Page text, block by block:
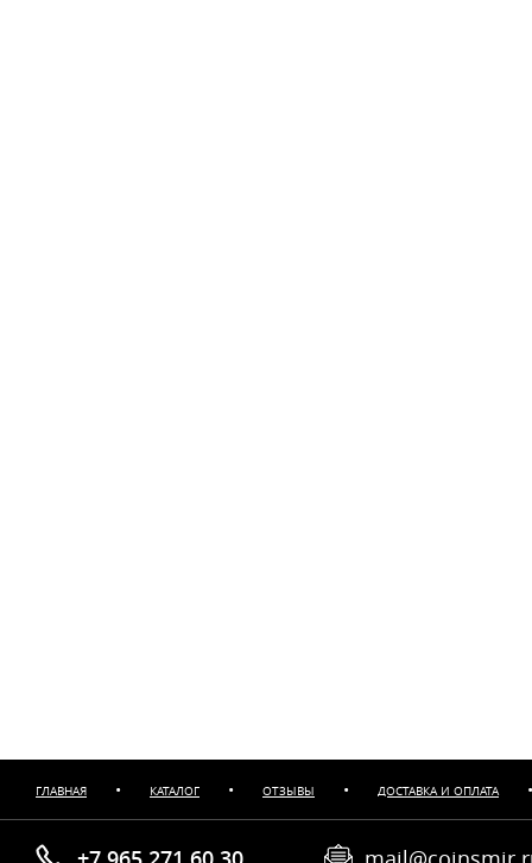
ГЛАВНАЯ • КАТАЛОГ • ОТЗЫВЫ • ДОСТАВКА И ОПЛАТА •